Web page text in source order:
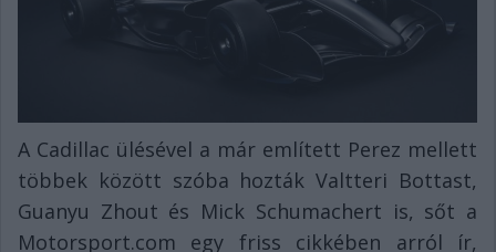
A Cadillac ülésével a már említett Perez mellett
többek között szóba hozták Valtteri Bottast,
Guanyu Zhout és Mick Schumachert is, sőt a
Motorsport.com egy friss cikkében arról ír,